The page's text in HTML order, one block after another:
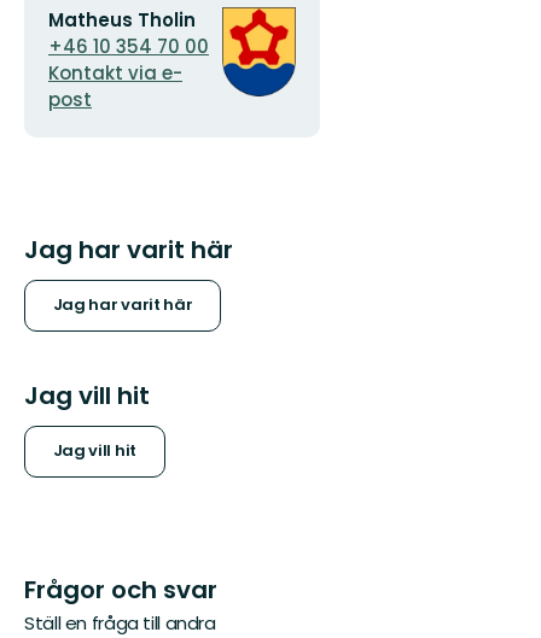
E-
postadress
Matheus Tholin
+46 10 354 70 00
Kontakt via e-
post
Organisationens
logotyp
Jag har varit här
Jag har varit här
Jag vill hit
Jag vill hit
Frågor och svar
Ställ en fråga till andra